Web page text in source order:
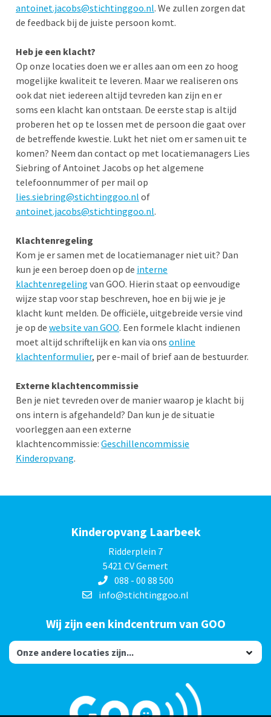
antoinet.jacobs@stichtinggoo.nl. We zullen zorgen dat
de feedback bij de juiste persoon komt.
Heb je een klacht?
Op onze locaties doen we er alles aan om een zo hoog
mogelijke kwaliteit te leveren. Maar we realiseren ons
ook dat niet iedereen altijd tevreden kan zijn en er
soms een klacht kan ontstaan. De eerste stap is altijd
proberen het op te lossen met de persoon die gaat over
de betreffende kwestie. Lukt het niet om er samen uit te
komen? Neem dan contact op met locatiemanagers Lies
Siebring of Antoinet Jacobs op het algemene
telefoonnummer of per mail op
lies.siebring@stichtinggoo.nl of
antoinet.jacobs@stichtinggoo.nl.
Klachtenregeling
Kom je er samen met de locatiemanager niet uit? Dan
kun je een beroep doen op de interne
klachtenregeling van GOO. Hierin staat op eenvoudige
wijze stap voor stap beschreven, hoe en bij wie je je
klacht kunt melden. De officiële, uitgebreide versie vind
je op de website van GOO. Een formele klacht indienen
moet altijd schriftelijk en kan via ons online
klachtenformulier, per e-mail of brief aan de bestuurder.
Externe klachtencommissie
Ben je niet tevreden over de manier waarop je klacht bij
ons intern is afgehandeld? Dan kun je de situatie
voorleggen aan een externe
klachtencommissie: Geschillencommissie
Kinderopvang.
Kinderopvang Laarbeek
Ridderplein 7
5421 CV Gemert
088 - 00 88 500
info@stichtinggoo.nl
Wij zijn een kindcentrum van GOO